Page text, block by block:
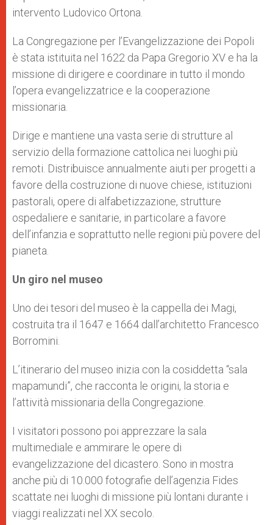
intervento Ludovico Ortona.
La Congregazione per l’Evangelizzazione dei Popoli
è stata istituita nel 1622 da Papa Gregorio XV e ha la
missione di dirigere e coordinare in tutto il mondo
l’opera evangelizzatrice e la cooperazione
missionaria.
Dirige e mantiene una vasta serie di strutture al
servizio della formazione cattolica nei luoghi più
remoti. Distribuisce annualmente aiuti per progetti a
favore della costruzione di nuove chiese, istituzioni
pastorali, opere di alfabetizzazione, strutture
ospedaliere e sanitarie, in particolare a favore
dell’infanzia e soprattutto nelle regioni più povere del
pianeta.
Un giro nel museo
Uno dei tesori del museo è la cappella dei Magi,
costruita tra il 1647 e 1664 dall’architetto Francesco
Borromini.
L’itinerario del museo inizia con la cosiddetta “sala
mapamundi”, che racconta le origini, la storia e
l’attività missionaria della Congregazione.
I visitatori possono poi apprezzare la sala
multimediale e ammirare le opere di
evangelizzazione del dicastero. Sono in mostra
anche più di 10.000 fotografie dell’agenzia Fides
scattate nei luoghi di missione più lontani durante i
viaggi realizzati nel XX secolo.